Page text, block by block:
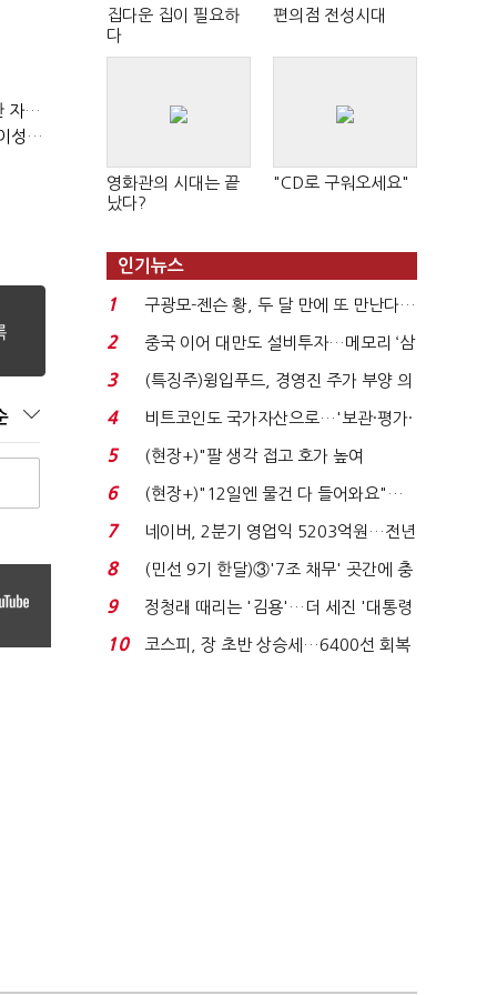
(정기여론조사)③2순위, 10명 중 4명 '송영길'…정청래 '한 자릿수'
(정기여론조사)④최고위원 최민희·박선원 '양강'…서미화·이성윤·임미애 뒤이어
집다운 집이 필요하
다
편의점 전성시대
영화관의 시대는 끝
났다?
"CD로 구워오세요"
인기뉴스
1
구광모-젠슨 황, 두 달 만에 또 만난다…
로봇·AI 등 논...
2
중국 이어 대만도 설비투자…메모리 ‘삼
국전쟁’
3
(특징주)윙입푸드, 경영진 주가 부양 의
지에 상한가...
4
비트코인도 국가자산으로…'보관·평가·
처분' 기준은 ...
5
(현장+)"팔 생각 접고 호가 높여
요"…'덜 똘똘한 한 채' 20...
6
(현장+)"12일엔 물건 다 들어와요"…
빈 매대 채우며 문 연 ...
7
네이버, 2분기 영업익 5203억원…전년
비 0.2% 감소...
8
(민선 9기 한달)③'7조 채무' 곳간에 충
격…추미애, 20년...
9
정청래 때리는 '김용'…더 세진 '대통령
최측근' 입...
10
코스피, 장 초반 상승세…6400선 회복